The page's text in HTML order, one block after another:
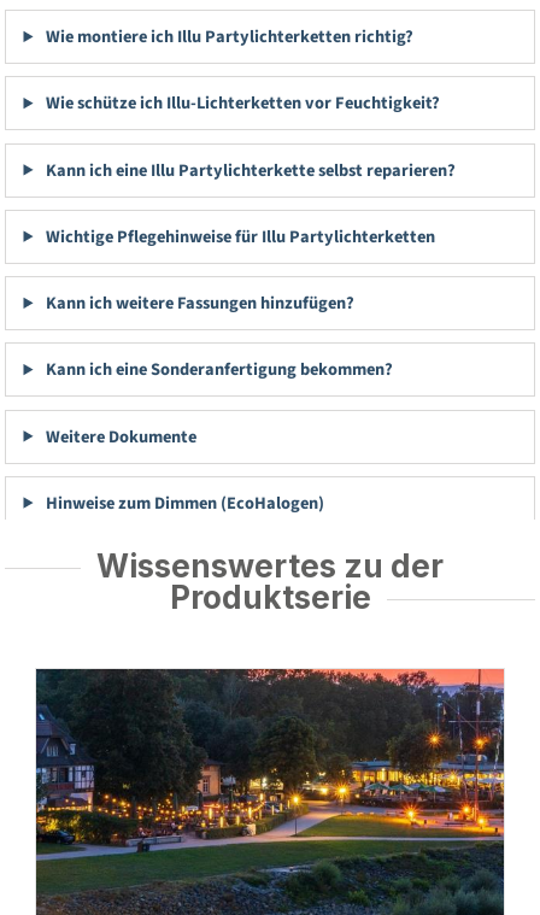
Wie montiere ich Illu Partylichterketten richtig?
Wie schütze ich Illu-Lichterketten vor Feuchtigkeit?
Kann ich eine Illu Partylichterkette selbst reparieren?
Wichtige Pflegehinweise für Illu Partylichterketten
Kann ich weitere Fassungen hinzufügen?
Kann ich eine Sonderanfertigung bekommen?
Weitere Dokumente
Hinweise zum Dimmen (EcoHalogen)
Wissenswertes zu der
Produktserie